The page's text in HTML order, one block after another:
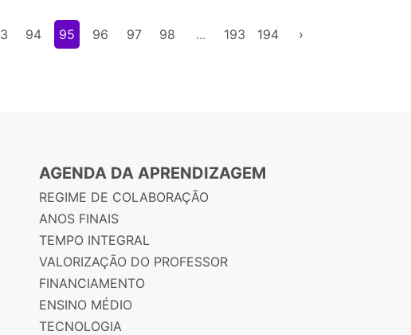
94 95 96 97 98 ... 193 194 ›
AGENDA DA APRENDIZAGEM
REGIME DE COLABORAÇÃO
ANOS FINAIS
TEMPO INTEGRAL
VALORIZAÇÃO DO PROFESSOR
FINANCIAMENTO
ENSINO MÉDIO
TECNOLOGIA